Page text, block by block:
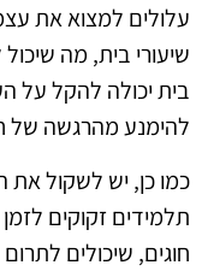
עלולים למצוא את
שיעורי בית, מה
בית יכולה להקל על
להימנע מהרגשה של
כמו כן, יש לשקול את
תלמידים זקוקים
חוגים, שיכולים